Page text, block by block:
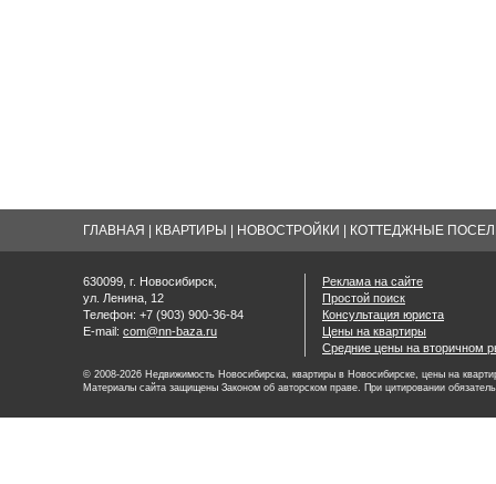
ГЛАВНАЯ КВАРТИРЫ НОВОСТРОЙКИ КОТТЕДЖНЫЕ
630099, г. Новосибирск,
ул. Ленина, 12
Телефон: +7 (903) 900-36-84
E-mail: com@nn-baza.ru
Реклама на сайте
Простой поиск
Консультация юриста
Цены на квартиры
Средние цены на вторичном
© 2008-2026 Недвижимость Новосибирска, квартиры в Новосибирске, цены на
Материалы сайта защищены Законом об авторском праве. При цитировании